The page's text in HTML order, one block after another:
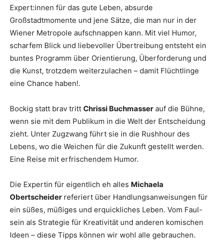
Expert:innen für das gute Leben, absurde
Großstadtmomente und jene Sätze, die man nur in der
Wiener Metropole aufschnappen kann. Mit viel Humor,
scharfem Blick und liebevoller Übertreibung entsteht ein
buntes Programm über Orientierung, Überforderung und
die Kunst, trotzdem weiterzulachen – damit Flüchtlinge
eine Chance haben!.
Bockig statt brav tritt Chrissi Buchmasser auf die Bühne,
wenn sie mit dem Publikum in die Welt der Entscheidung
zieht. Unter Zugzwang führt sie in die Rushhour des
Lebens, wo die Weichen für die Zukunft gestellt werden.
Eine Reise mit erfrischendem Humor.
Die Expertin für eigentlich eh alles Michaela
Obertscheider referiert über Handlungsanweisungen für
ein süßes, müßiges und erquickliches Leben. Vom Faul-
sein als Strategie für Kreativität und anderen komischen
Ideen – diese Tipps können wir wohl alle gebrauchen.